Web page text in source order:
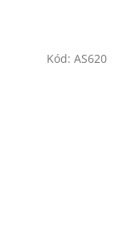
Kód: AS620